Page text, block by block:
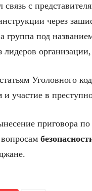
с
через
группа под
Уголовного
участие в
приговора по